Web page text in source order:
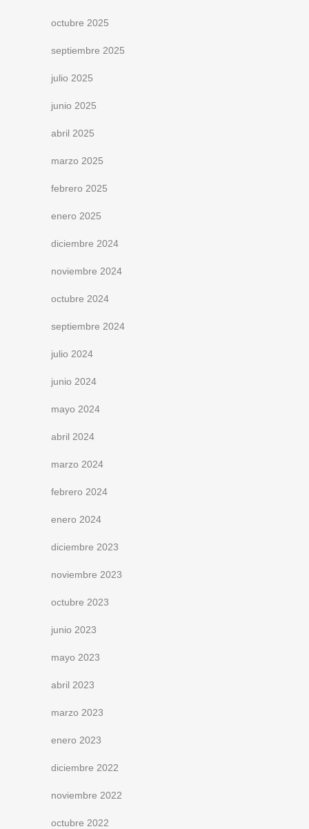
octubre 2025
septiembre 2025
julio 2025
junio 2025
abril 2025
marzo 2025
febrero 2025
enero 2025
diciembre 2024
noviembre 2024
octubre 2024
septiembre 2024
julio 2024
junio 2024
mayo 2024
abril 2024
marzo 2024
febrero 2024
enero 2024
diciembre 2023
noviembre 2023
octubre 2023
junio 2023
mayo 2023
abril 2023
marzo 2023
enero 2023
diciembre 2022
noviembre 2022
octubre 2022